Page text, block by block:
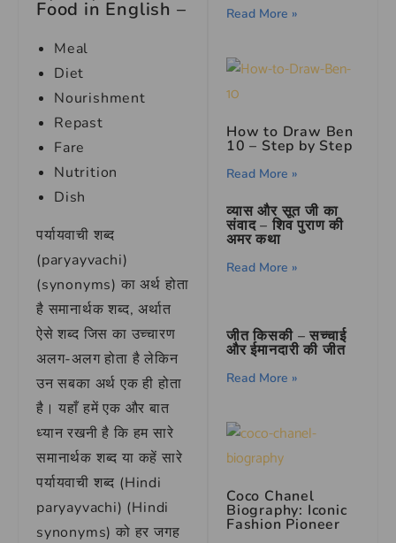
Food in English –
Meal
Diet
Nourishment
Repast
Fare
Nutrition
Dish
पर्यायवाची शब्द
(paryayvachi)
(synonyms) का अर्थ होता
है समानार्थक शब्द, अर्थात
ऐसे शब्द जिस का उच्चारण
अलग-अलग होता है लेकिन
उन सबका अर्थ एक ही होता
है। यहाँ हमें एक और बात
ध्यान रखनी है कि हम सारे
समानार्थक शब्द या कहें सारे
पर्यायवाची शब्द (Hindi
paryayvachi) (Hindi
synonyms) को हर जगह
Read More »
How to Draw Ben
10 – Step by Step
Read More »
व्यास और सूत जी का
संवाद – शिव पुराण की
अमर कथा
Read More »
जीत किसकी – सच्चाई
और ईमानदारी की जीत
Read More »
Coco Chanel
Biography: Iconic
Fashion Pioneer